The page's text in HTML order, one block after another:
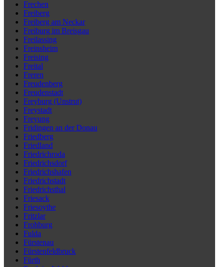
Frechen
Freiberg
Freiberg am Neckar
Freiburg im Breisgau
Freilassing
Freinsheim
Freising
Freital
Freren
Freudenberg
Freudenstadt
Freyburg (Unstrut)
Freystadt
Freyung
Fridingen an der Donau
Friedberg
Friedland
Friedrichroda
Friedrichsdorf
Friedrichshafen
Friedrichstadt
Friedrichsthal
Friesack
Friesoythe
Fritzlar
Frohburg
Fulda
Fürstenau
Fürstenfeldbruck
Fürth